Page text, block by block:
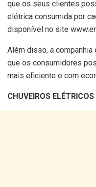
que os seus clientes
elétrica consumida por
disponível no site
Além disso, a
que os consumidores
mais eficiente e com
CHUVEIROS ELÉTRICOS